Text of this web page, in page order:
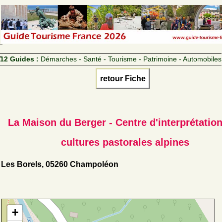
12 Guides : Démarches - Santé - Tourisme - Patrimoine - Automobiles
retour Fiche
La Maison du Berger - Centre
cultures pastorales alpines
Les Borels, 05260 Champoléon
+